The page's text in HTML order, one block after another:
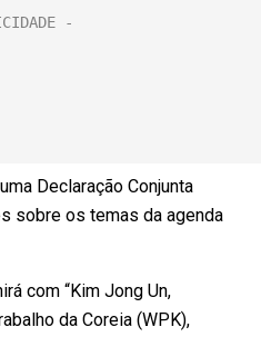
Declaração Conjunta
sobre os temas da agenda
com “Kim Jong Un,
da Coreia (WPK),